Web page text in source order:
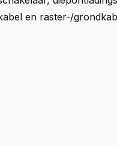
en raster-/